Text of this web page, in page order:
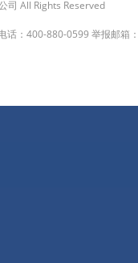
司 All Rights Reserved
话：400-880-0599 举报邮箱